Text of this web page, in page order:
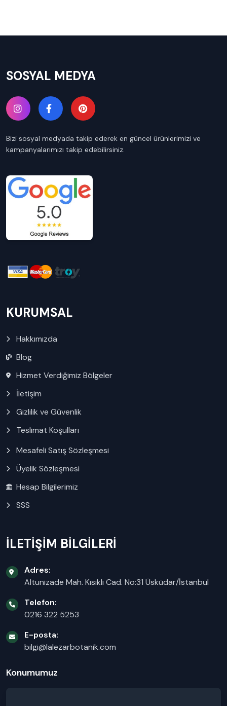
SOSYAL MEDYA
Bizi sosyal medyada takip ederek en güncel ürünlerimizi ve
kampanyalarımızı takip edebilirsiniz.
KURUMSAL
Hakkımızda
Blog
Hizmet Verdiğimiz Bölgeler
İletişim
Gizlilik ve Güvenlik
Teslimat Koşulları
Mesafeli Satış Sözleşmesi
Üyelik Sözleşmesi
Hesap Bilgilerimiz
SSS
İLETİŞİM BİLGİLERİ
Adres:
Altunizade Mah. Kısıklı Cad. No:31 Üsküdar/İstanbul
Telefon:
0216 322 5253
E-posta:
bilgi@lalezarbotanik.com
Konumumuz